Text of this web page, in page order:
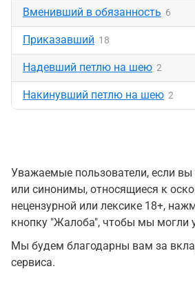
Вменивший в обязанность 6
Приказавший 18
Надевший петлю на шею 2
Накинувший петлю на шею 2
Уважаемые пользователи, если
или синонимы, относящиеся к
нецензурной или лексике 18+,
кнопку "Жалоба", чтобы мы могли
Мы будем благодарны вам за
сервиса.